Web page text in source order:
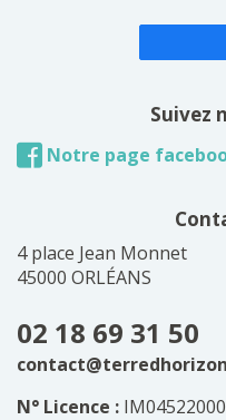
Suivez
Notre page
4 place Jean Monnet
45000 ORLÉANS
02 18 69 31 50
N° Licence :